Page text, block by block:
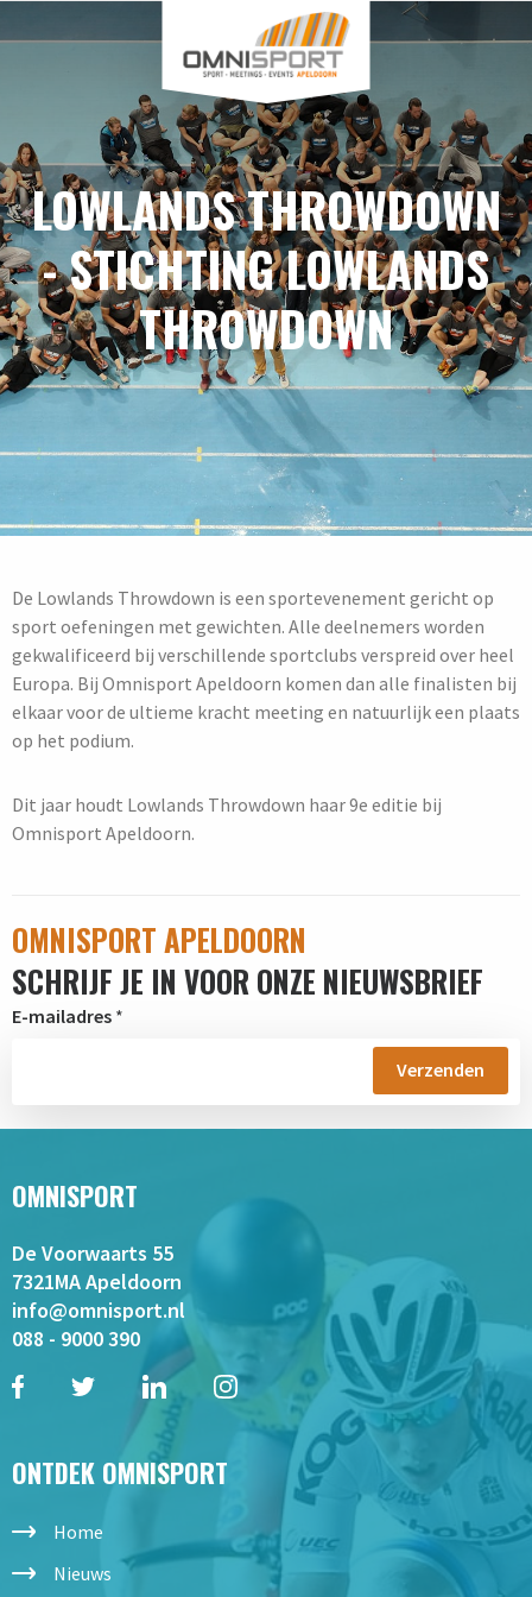
LOWLANDS THROWDOWN
- STICHTING LOWLANDS
THROWDOWN
De Lowlands Throwdown is een sportevenement gericht op
sport oefeningen met gewichten. Alle deelnemers worden
gekwalificeerd bij verschillende sportclubs verspreid over heel
Europa. Bij Omnisport Apeldoorn komen dan alle finalisten bij
elkaar voor de ultieme kracht meeting en natuurlijk een plaats
op het podium.
Dit jaar houdt Lowlands Throwdown haar 9e editie bij
Omnisport Apeldoorn.
OMNISPORT APELDOORN
SCHRIJF JE IN VOOR ONZE NIEUWSBRIEF
E-mailadres *
OMNISPORT
De Voorwaarts 55
7321MA Apeldoorn
info@omnisport.nl
088 - 9000 390
ONTDEK OMNISPORT
Home
Nieuws